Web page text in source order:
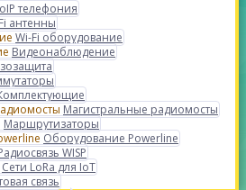
телефония
антенны
Wi-Fi оборудование
Видеонаблюдение
Магистральные радиомосты
Маршрутизаторы
Оборудование Powerline
WISP
Сети LoRa для IoT
связь